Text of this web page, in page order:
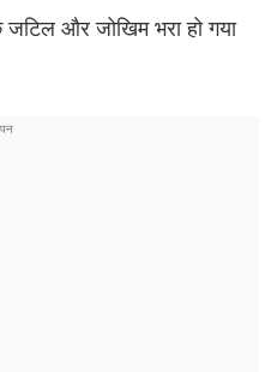
और जोखिम भरा हो गया